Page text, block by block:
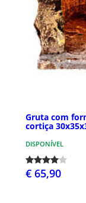
Gruta com
cortiça
DISPONÍVEL
€ 65,90